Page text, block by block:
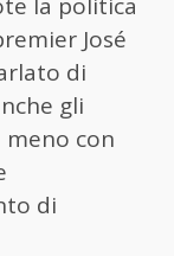
la politica
José
di
gli
meno con
di